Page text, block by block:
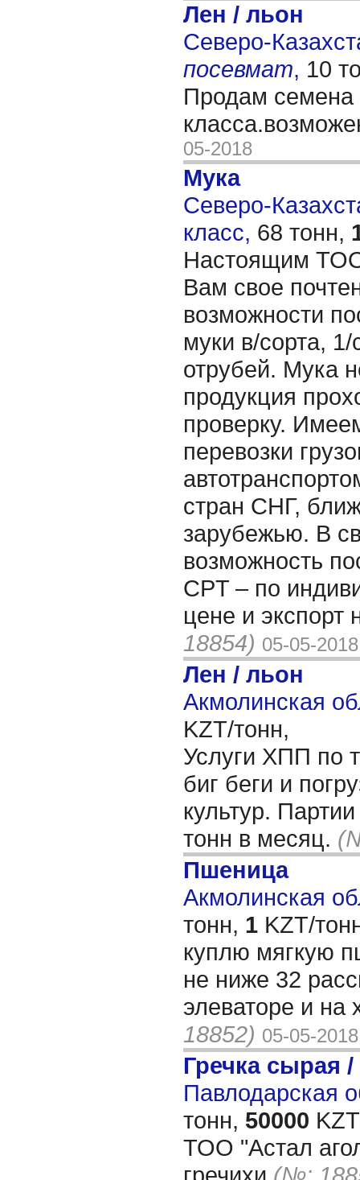
Лен / льон
Северо-
посевмат, 10
Продам семена
05-2018
Мука
Северо-
класс, 68 тонн,
Настоящим
Вам свое
возможности
муки в/сорта, 1/
отрубей. Мука
продукция
проверку.
перевозки
стран СНГ,
зарубежью. В
возможность
CPT – по
цене и экспорт
18854) 05-05-2018
Лен / льон
Акмолинская
KZT/тонн,
Услуги ХПП по
биг беги и
культур.
тонн в месяц.
Пшеница
Акмолинская
тонн, 1 KZT/
куплю мягкую
не ниже 32
элеваторе и на
18852) 05-05-2018
Гречка сырая /
Павлодарская
тонн, 50000
ТОО "Астал